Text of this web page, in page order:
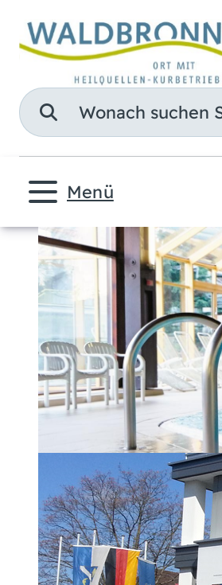
Suche
Menü